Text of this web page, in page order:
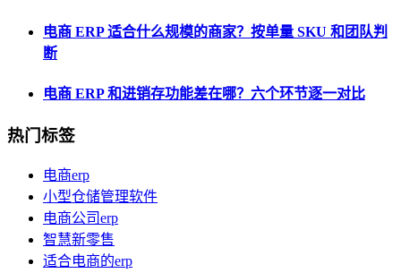
电商 ERP 适合什么规模的商家？按单量 SKU 和团队判
断
电商 ERP 和进销存功能差在哪？六个环节逐一对比
热门标签
电商erp
小型仓储管理软件
电商公司erp
智慧新零售
适合电商的erp